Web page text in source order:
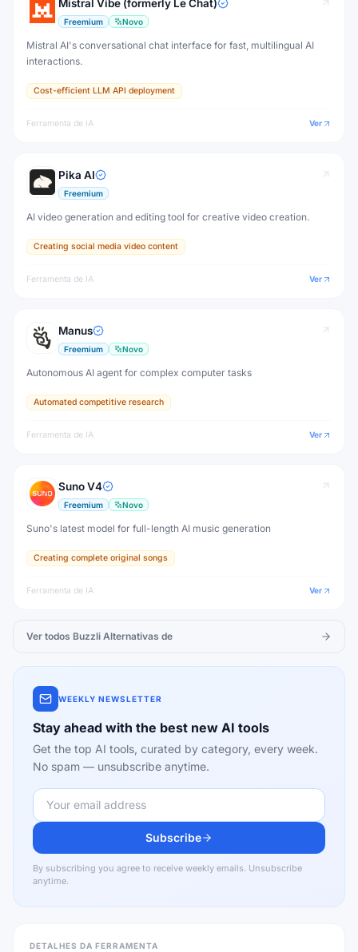
Mistral Vibe (formerly Le Chat)
Freemium Novo
Mistral AI's conversational chat interface for fast, multilingual AI
interactions.
Cost-efficient LLM API deployment
Ferramenta de IA Ver
Pika AI
Freemium
AI video generation and editing tool for creative video creation.
Creating social media video content
Ferramenta de IA Ver
Manus
Freemium Novo
Autonomous AI agent for complex computer tasks
Automated competitive research
Ferramenta de IA Ver
Suno V4
Freemium Novo
Suno's latest model for full-length AI music generation
Creating complete original songs
Ferramenta de IA Ver
Ver todos Buzzli Alternativas de
WEEKLY NEWSLETTER
Stay ahead with the best new AI tools
Get the top AI tools, curated by category, every week.
No spam — unsubscribe anytime.
Subscribe
By subscribing you agree to receive weekly emails. Unsubscribe
anytime.
DETALHES DA FERRAMENTA